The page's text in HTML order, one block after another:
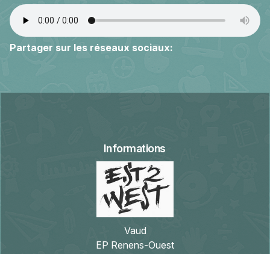
Partager sur les réseaux sociaux:
Informations
Vaud
EP Renens-Ouest